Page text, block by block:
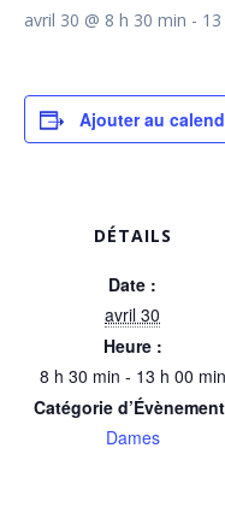
avril 30 @ 8 h 30 min -
Ajouter au
DÉTAILS
Date :
avril 30
Heure :
8 h 30 min - 13 h 00 min
Catégorie
Dames